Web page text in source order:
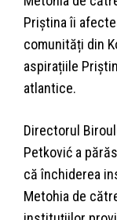
Priștina îi
comunități din
aspirațiile
atlantice.
Directorul
Petković a
că închiderea
Metohia de